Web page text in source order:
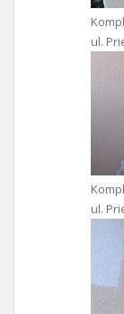
ul.
ul.